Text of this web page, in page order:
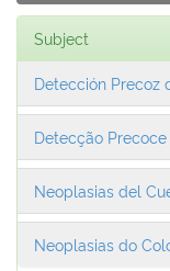
Subject
Detección Precoz
Detecção
Neoplasias del
Neoplasias do